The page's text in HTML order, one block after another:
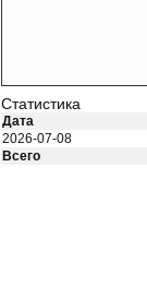
Статистика
Дата
2026-07-08
Всего